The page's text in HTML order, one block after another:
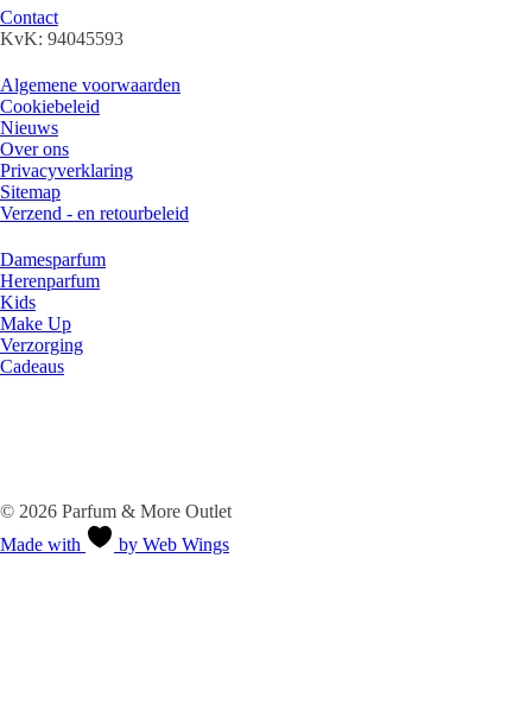
Contact
KvK: 94045593
Algemene voorwaarden
Cookiebeleid
Nieuws
Over ons
Privacyverklaring
Sitemap
Verzend - en retourbeleid
Damesparfum
Herenparfum
Kids
Make Up
Verzorging
Cadeaus
© 2026 Parfum & More Outlet
Made with
by Web Wings